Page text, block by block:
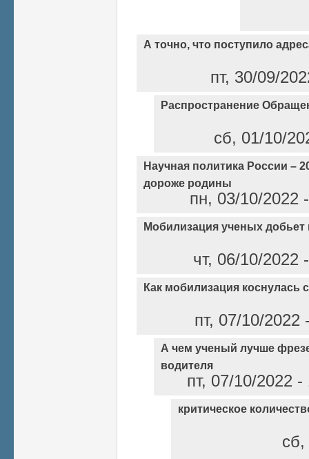
А точно, что поступило
пт, 30/09/
Распространение
сб, 01/10/
Научная политика России –
дороже родины
пн, 03/10/
Мобилизация ученых добьет
чт, 06/10/
Как мобилизация коснулась
пт, 07/10/
А чем ученый лучше
водителя
пт, 07/10/2022
критическое